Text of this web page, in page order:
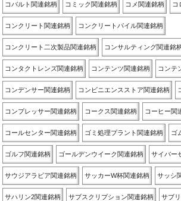
コバルト関連銘柄 コミック関連銘柄 コメ関連銘柄 コ
コンクリート関連銘柄 コンクリートパイル関連銘柄
コンクリート二次製品関連銘柄 コンサルティング関連銘
コンタクトレンズ関連銘柄 コンテンツ関連銘柄 コンテ
コンデンサー関連銘柄 コンビニエンスストア関連銘柄
コンプレッサー関連銘柄 コークス関連銘柄 コーヒー関
コールセンター関連銘柄 ゴミ処理プラント関連銘柄 ゴ
ゴルフ関連銘柄 ゴールデンウイーク関連銘柄 サイバー
サウジアラビア関連銘柄 サッカーW杯関連銘柄 サッシ
サハリン2関連銘柄 サブスクリプション関連銘柄 サブ